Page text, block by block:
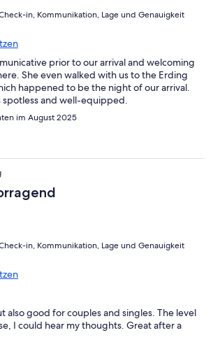
in, Kommunikation, Lage und Genauigkeit
prior to our arrival and welcoming
She even walked with us to the Erding
happened to be the night of our arrival.
spotless and well-equipped.
im August 2025
in, Kommunikation, Lage und Genauigkeit
also good for couples and singles. The level
I could hear my thoughts. Great after a